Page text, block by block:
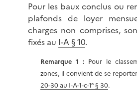
Pour les baux conclus ou
plafonds de loyer
charges non comprises,
fixés au I-A § 10.
Remarque 1 :Pour le
zones, il convient de se
20-30 au I-A-1-c-1° § 30.